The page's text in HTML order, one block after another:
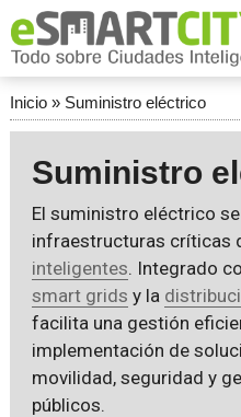
Inicio» Suministro eléctrico
Suministro
El suministro eléctrico
infraestructuras críticas
inteligentes. Integrado
smart grids y la
facilita una gestión
implementación de
movilidad, seguridad y
públicos.